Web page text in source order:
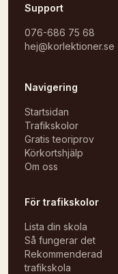
Support
076-686 75 68
hej@korlektioner.se
Navigering
Startsidan
Trafikskolor
Gratis teoriprov
Körkortshjälp
Om oss
För trafikskolor
Lista din skola
Så fungerar det
Rekommenderad
trafikskola